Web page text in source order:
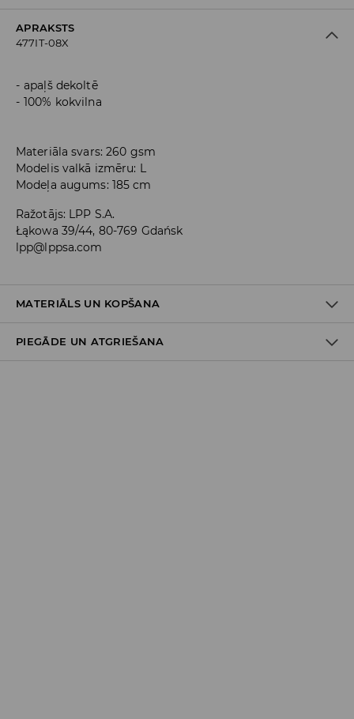
APRAKSTS
477IT-08X
apaļš dekoltē
100% kokvilna
Materiāla svars: 260 gsm
Modelis valkā izmēru: L
Modeļa augums: 185 cm
Ražotājs: LPP S.A.
Łąkowa 39/44, 80-769 Gdańsk
lpp@lppsa.com
MATERIĀLS UN KOPŠANA
100% KOKVILNA
PIEGĀDE UN ATGRIEŠANA